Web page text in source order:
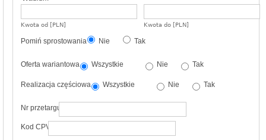
Kwota od [PLN] Kwota do [PLN]
Pomiń sprostowania Nie Tak
Oferta wariantowa Wszystkie Nie Tak
Realizacja częściowa Wszystkie Nie Tak
Nr przetargu
Kod CPV